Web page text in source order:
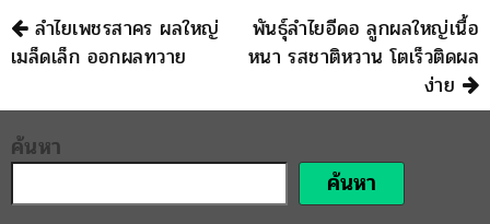
นำทาง
ลำไยเพชรสาคร ผลใหญ่
เมล็ดเล็ก ออกผลทวาย
พันธุ์ลำไยอีดอ ลูกผลใหญ่เนื้อ
หนา รสชาติหวาน โตเร็วติดผล
ง่าย
ค้นหา
ค้นหา